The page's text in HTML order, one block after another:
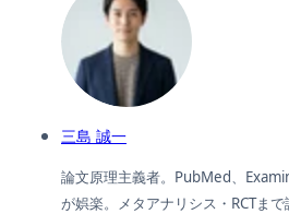
三島 誠一
論文原理主義者。PubMed、
が娯楽。メタアナリシス・RCTま